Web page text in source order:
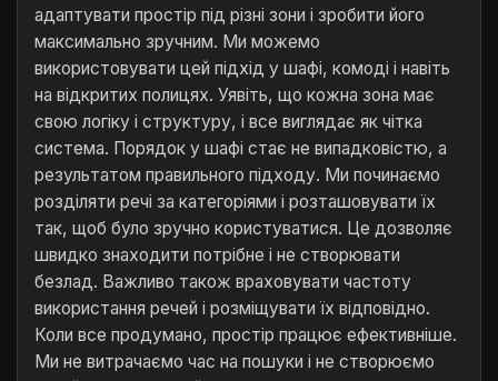
адаптувати простір під різні зони і зробити його
максимально зручним. Ми можемо
використовувати цей підхід у шафі, комоді і навіть
на відкритих полицях. Уявіть, що кожна зона має
свою логіку і структуру, і все виглядає як чітка
система. Порядок у шафі стає не випадковістю, а
результатом правильного підходу. Ми починаємо
розділяти речі за категоріями і розташовувати їх
так, щоб було зручно користуватися. Це дозволяє
швидко знаходити потрібне і не створювати
безлад. Важливо також враховувати частоту
використання речей і розміщувати їх відповідно.
Коли все продумано, простір працює ефективніше.
Ми не витрачаємо час на пошуки і не створюємо